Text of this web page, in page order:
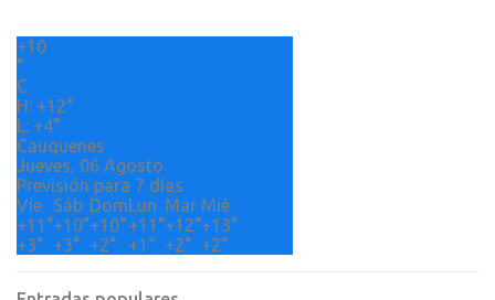
i
s
+10
°
C
H: +12°
L: +4°
Cauquenes
Jueves, 06 Agosto
Previsión para 7 días
Vie
Sáb DomLun Mar Mié
+11°+10°+10°+11°+12°+13°
+3° +3° +2° +1° +2° +2°